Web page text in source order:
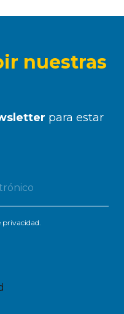
nuestras
para estar
privacidad.